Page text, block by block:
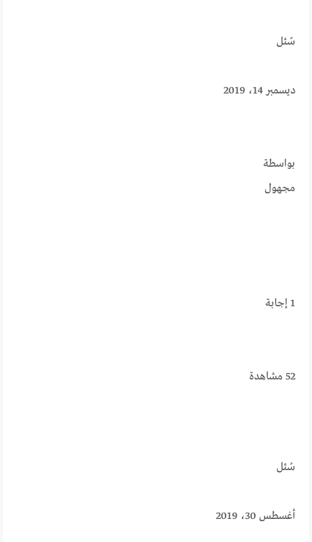
سُئل
ديسمبر 14، 2019
بواسطة
مجهول
1 إجابة
52 مشاهدة
سُئل
أغسطس 30، 2019